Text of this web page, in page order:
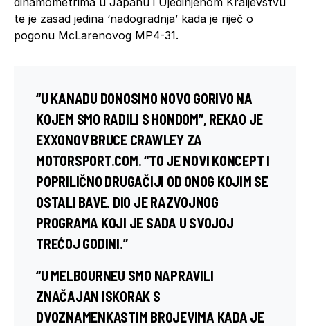
te je zasad jedina ‘nadogradnja’ kada je riječ o
pogonu McLarenovog MP4-31.
“U KANADU DONOSIMO NOVO GORIVO NA
KOJEM SMO RADILI S HONDOM”, REKAO JE
EXXONOV BRUCE CRAWLEY ZA
MOTORSPORT.COM. “TO JE NOVI KONCEPT I
POPRILIČNO DRUGAČIJI OD ONOG KOJIM SE
OSTALI BAVE. DIO JE RAZVOJNOG
PROGRAMA KOJI JE SADA U SVOJOJ
TREĆOJ GODINI.”
“U MELBOURNEU SMO NAPRAVILI
ZNAČAJAN ISKORAK S
DVOZNAMENKASTIM BROJEVIMA KADA JE